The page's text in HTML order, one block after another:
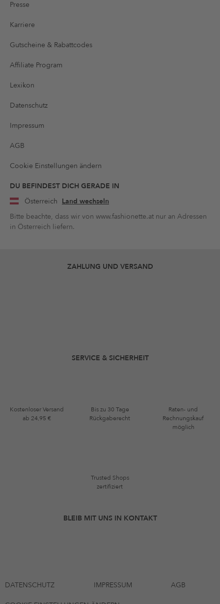
Presse
Karriere
Gutscheine & Rabattcodes
Affiliate Program
Lexikon
Datenschutz
Impressum
AGB
Cookie Einstellungen ändern
DU BEFINDEST DICH GERADE IN
Österreich Land wechseln
Bitte beachte, dass wir von www.fashionette.at nur an Adressen
in Österreich liefern.
ZAHLUNG UND VERSAND
SERVICE & SICHERHEIT
Kostenloser Versand
ab 24,95 €
Bis zu 30 Tage
Rückgaberecht
Raten- und
Rechnungskauf
möglich
Trusted Shops
zertifiziert
BLEIB MIT UNS IN KONTAKT
DATENSCHUTZ IMPRESSUM AGB